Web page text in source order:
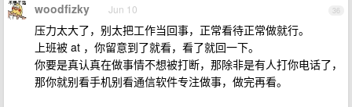
36
woodfizky Jun 10
压力太大了，别太把工作当回事，正常看待正常做就行。
上班被 at ，你留意到了就看，看了就回一下。
你要是真认真在做事情不想被打断，那除非是有人打你电话了，
那你就别看手机别看通信软件专注做事，做完再看。